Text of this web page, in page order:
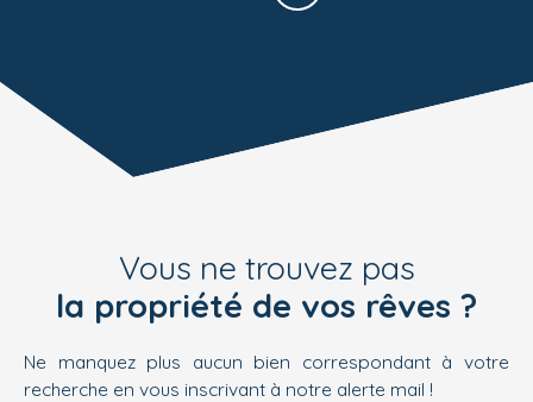
Vous ne trouvez pas
la propriété de vos rêves ?
Ne manquez plus aucun bien correspondant à votre
recherche en vous inscrivant à notre alerte mail !